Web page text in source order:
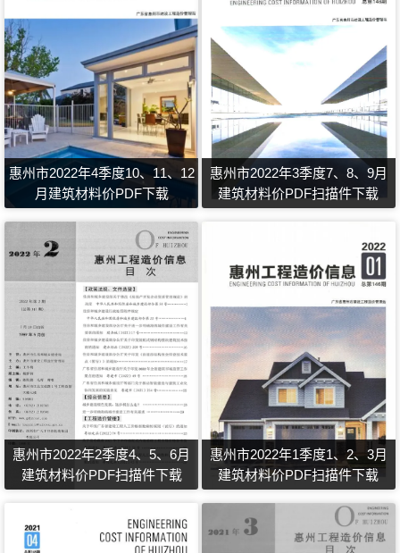
惠州市2022年4季度10、11、12
月建筑材料价PDF下载
惠州市2022年3季度7、8、9月
建筑材料价PDF扫描件下载
惠州市2022年2季度4、5、6月
建筑材料价PDF扫描件下载
惠州市2022年1季度1、2、3月
建筑材料价PDF扫描件下载